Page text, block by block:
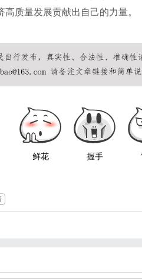
高质量发展贡献出自己的力量。
鲜花 握手